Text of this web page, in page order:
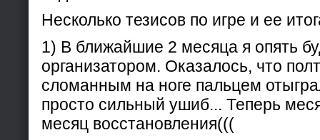
Несколько тезисов по игре и ее
1) В ближайшие 2 месяца я опять
организатором. Оказалось, что
сломанным на ноге пальцем
просто сильный ушиб... Теперь
месяц восстановления(((